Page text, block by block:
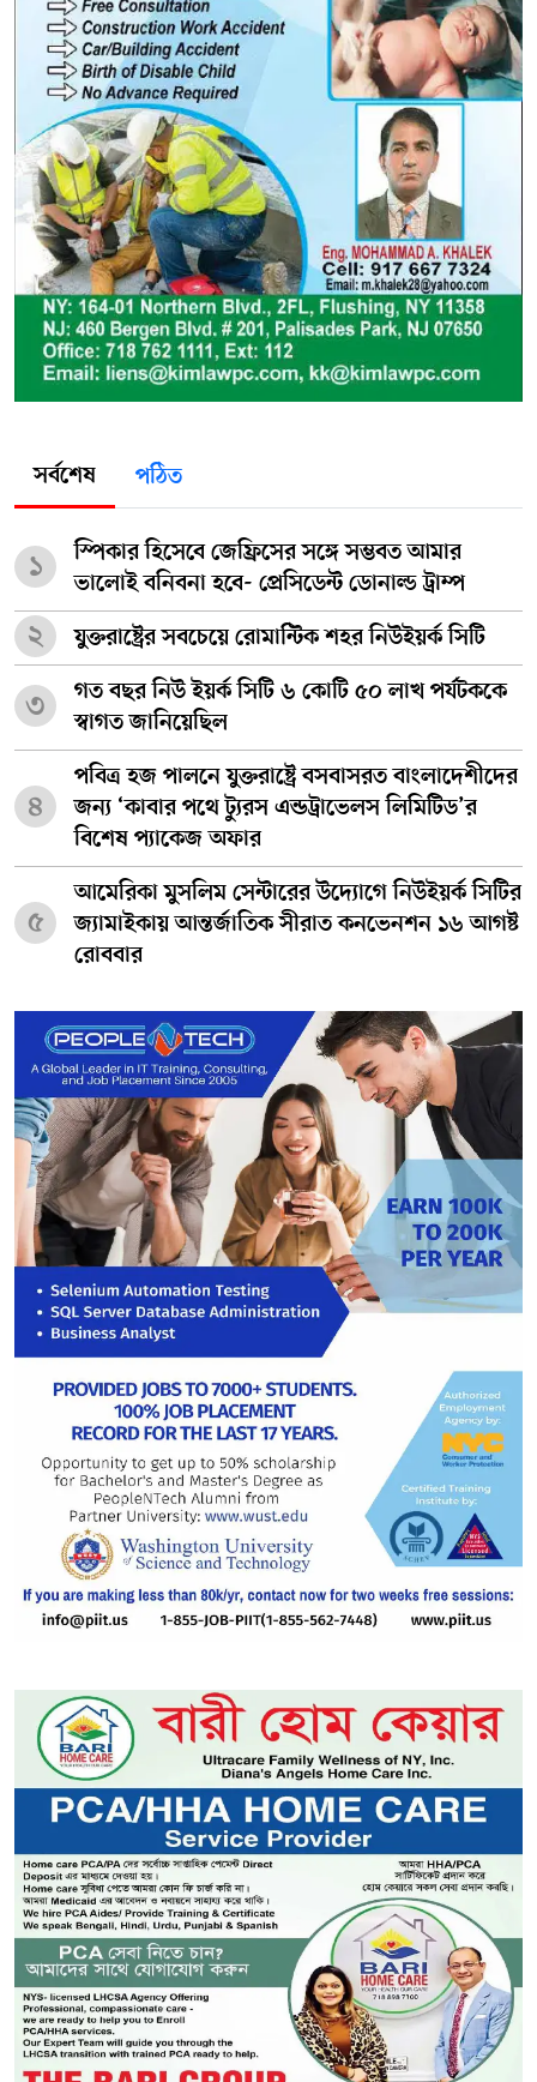
সর্বশেষ পঠিত
১
স্পিকার হিসেবে জেফ্রিসের সঙ্গে সম্ভবত আমার
ভালোই বনিবনা হবে- প্রেসিডেন্ট ডোনাল্ড ট্রাম্প
২ যুক্তরাষ্ট্রের সবচেয়ে রোমান্টিক শহর নিউইয়র্ক সিটি
৩
গত বছর নিউ ইয়র্ক সিটি ৬ কোটি ৫০ লাখ পর্যটককে
স্বাগত জানিয়েছিল
৪
পবিত্র হজ পালনে যুক্তরাষ্ট্রে বসবাসরত বাংলাদেশীদের
জন্য ‘কাবার পথে ট্যুরস এন্ডট্রাভেলস লিমিটিড’র
বিশেষ প্যাকেজ অফার
৫
আমেরিকা মুসলিম সেন্টারের উদ্যোগে নিউইয়র্ক সিটির
জ্যামাইকায় আন্তর্জাতিক সীরাত কনভেনশন ১৬ আগষ্ট
রোববার